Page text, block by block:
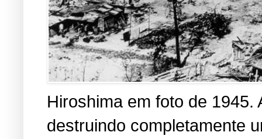
Hiroshima em foto de
destruindo completamente